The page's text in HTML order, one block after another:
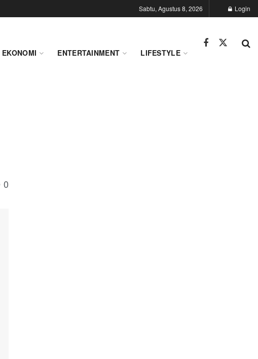
Sabtu, Agustus 8, 2026 Login
EKONOMI ENTERTAINMENT LIFESTYLE
0